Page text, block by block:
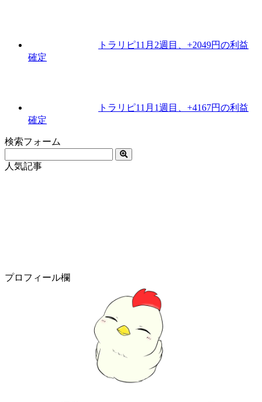
トラリピ11月2週目、+2049円の利益
確定
トラリピ11月1週目、+4167円の利益
確定
検索フォーム
人気記事
プロフィール欄